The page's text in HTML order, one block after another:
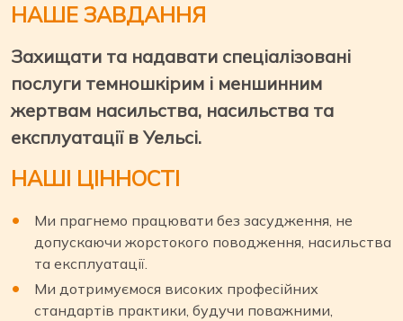
НАШЕ ЗАВДАННЯ
Захищати та надавати спеціалізовані
послуги темношкірим і меншинним
жертвам насильства, насильства та
експлуатації в Уельсі.
НАШІ ЦІННОСТІ
Ми прагнемо працювати без засудження, не
допускаючи жорстокого поводження, насильства
та експлуатації.
Ми дотримуємося високих професійних
стандартів практики, будучи поважними,